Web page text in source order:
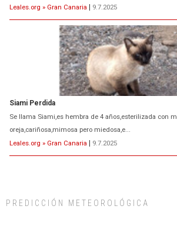
Leales.org » Gran Canaria | 9.7.2025
Siami Perdida
Se llama Siami,es hembra de 4 años,esterilizada con
oreja,cariñosa,mimosa pero miedosa,e...
Leales.org » Gran Canaria | 9.7.2025
PREDICCIÓN METEOROLÓGICA